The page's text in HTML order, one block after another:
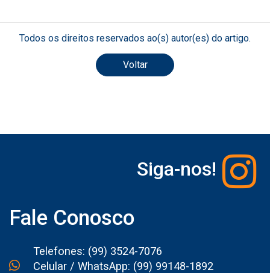
Todos os direitos reservados ao(s) autor(es) do artigo.
Voltar
Siga-nos!
Fale Conosco
Telefones: (99) 3524-7076
Celular / WhatsApp: (99) 99148-1892